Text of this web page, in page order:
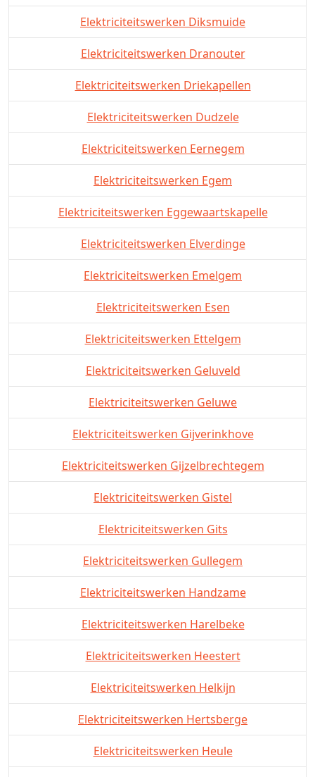
Elektriciteitswerken Diksmuide
Elektriciteitswerken Dranouter
Elektriciteitswerken Driekapellen
Elektriciteitswerken Dudzele
Elektriciteitswerken Eernegem
Elektriciteitswerken Egem
Elektriciteitswerken Eggewaartskapelle
Elektriciteitswerken Elverdinge
Elektriciteitswerken Emelgem
Elektriciteitswerken Esen
Elektriciteitswerken Ettelgem
Elektriciteitswerken Geluveld
Elektriciteitswerken Geluwe
Elektriciteitswerken Gijverinkhove
Elektriciteitswerken Gijzelbrechtegem
Elektriciteitswerken Gistel
Elektriciteitswerken Gits
Elektriciteitswerken Gullegem
Elektriciteitswerken Handzame
Elektriciteitswerken Harelbeke
Elektriciteitswerken Heestert
Elektriciteitswerken Helkijn
Elektriciteitswerken Hertsberge
Elektriciteitswerken Heule